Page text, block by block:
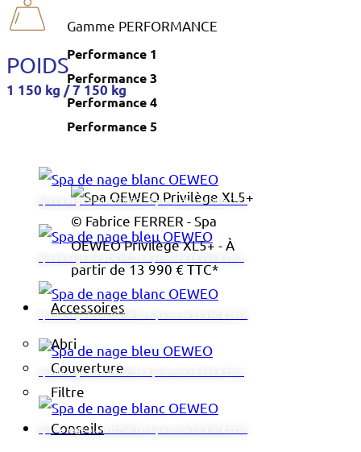
Gamme PERFORMANCE
Performance 1
Performance 3
Performance 4
Performance 5
© Fabrice FERRER - Spa
OEWEO Privilège XL5+ - À
partir de 13 990 € TTC*
Accessoires
Abri
Couverture
Filtre
Conseils
POIDS
1 150 kg / 7 150 kg
Spa de nage blanc OEWEO - À partir de 26 990 € TTC*
Spa de nage bleu OEWEO - À partir de 26 990 € TTC*
Spa de nage blanc OEWEO - À partir de 26 990 € TTC*
Spa de nage bleu OEWEO - À partir de 26 990 € TTC*
Spa de nage blanc OEWEO - À partir de 26 990 € TTC*